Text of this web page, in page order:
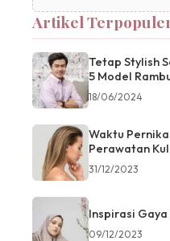
Artikel
Tetap Stylish
5 Model
18/06/2024
Waktu
Perawatan
31/12/2023
Inspirasi
09/12/2023